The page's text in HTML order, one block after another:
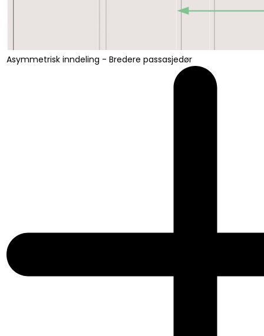
Asymmetrisk inndeling - Bredere passasjedør